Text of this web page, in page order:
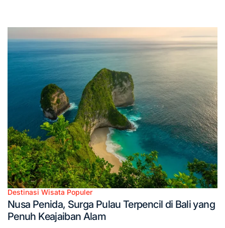
Posted
in
Destinasi Wisata Populer
Nusa Penida, Surga Pulau Terpencil di Bali yang
Penuh Keajaiban Alam